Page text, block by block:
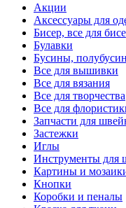
Акции
Аксессуары для
Бисер, все для
Булавки
Бусины,
Все для вышивки
Все для вязания
Все для творчества
Все для
Запчасти для
Застежки
Иглы
Инструменты для
Картины и
Кнопки
Коробки и пеналы